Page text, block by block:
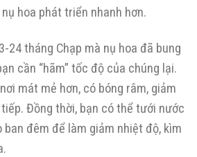
hoa phát triển nhanh hơn.
24 tháng Chạp mà nụ hoa đã bung
cần “hãm” tốc độ của chúng lại.
mát mẻ hơn, có bóng râm, giảm
Đồng thời, bạn có thể tưới nước
ban đêm để làm giảm nhiệt độ, kìm